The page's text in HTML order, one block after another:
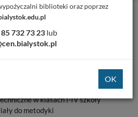
Cytuj
na Twoją półkę
w klasach I-IV szkoły
do metodyki
biblioteki oraz poprzez
85 732 73 23 lub